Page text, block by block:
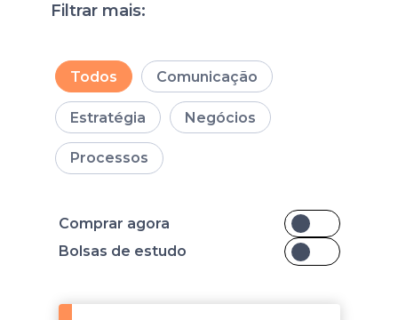
Filtrar mais:
Todos Comunicação
Estratégia Negócios
Processos
Comprar agora
Bolsas de estudo